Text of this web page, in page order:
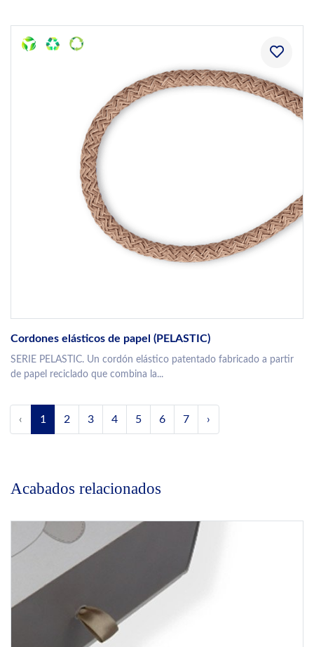
Cordones elásticos de papel (PELASTIC)
SERIE PELASTIC. Un cordón elástico patentado fabricado a partir
de papel reciclado que combina la...
‹ 1 2 3 4 5 6 7 ›
Acabados relacionados